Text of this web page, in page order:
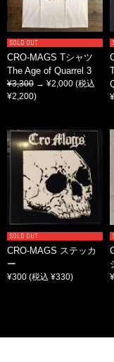
SOLD OUT
CRO-MAGS Tシャツ
The Age of Quarrel 3
¥3,300 → ¥2,000 (税込
¥2,200)
SOLD OUT
CRO-MAGS ステッカ
ー
¥300 (税込 ¥330)